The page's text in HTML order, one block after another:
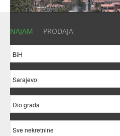
NAJAM PRODAJA